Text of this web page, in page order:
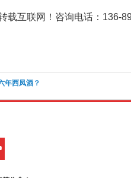
载互联网！咨询电话：136-
年西凤酒？